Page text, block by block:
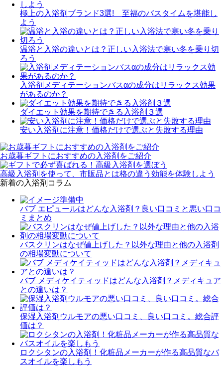
極上の入浴剤ブランド3選! 至福のバスタイムを堪能し
よう
温浴と入浴の違いとは？正しい入浴法で寒い冬を乗り切
ろう
入浴剤メディテーションバスαの成分はリラックス効果
があるのか？
ダイエット効果を期待できる入浴剤３選
安い入浴剤に注意！価格だけで選ぶと失敗する理由
お歳暮ギフトにおすすめの入浴剤をご紹介
高級入浴剤を使って、市販品とは格の違う効能を体験しよう
新着の入浴剤コラム
バブ エピュールはどんな入浴剤？良い口コミと悪い口コ
ミまとめ
バスクリンはなぜ値上げした？以外な理由と他の入浴剤
の相場変動について
バブ メディケイティッドはどんな入浴剤？メディキュア
との違いは？
保湿入浴剤ウルモアの悪い口コミ、良い口コミ。総合評
価は？
ロクシタンの入浴剤！化粧品メーカーが作る高品質なバ
スオイルを楽しもう